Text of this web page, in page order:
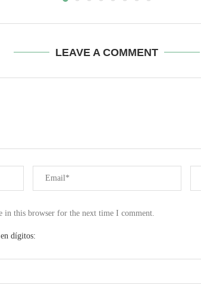
LEAVE A COMMENT
in this browser for the next time I comment.
dígitos: